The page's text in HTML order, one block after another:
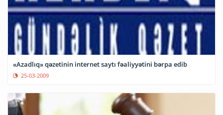
«Azadlıq» qəzetinin internet saytı fəaliyyətini bərpa edib
25-03-2009